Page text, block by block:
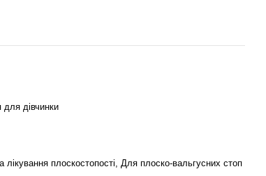
для дівчинки
лікування плоскостопості, Для плоско-вальгусних стоп